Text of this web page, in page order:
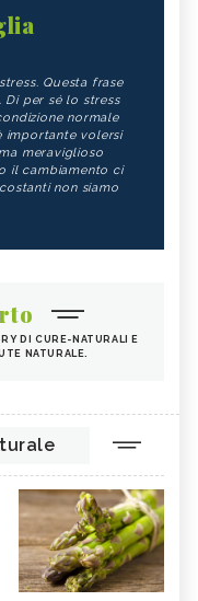
Questa frase
per sé lo stress
normale
importante volersi
meraviglioso
il cambiamento ci
non siamo
DI CURE-NATURALI E
NATURALE.